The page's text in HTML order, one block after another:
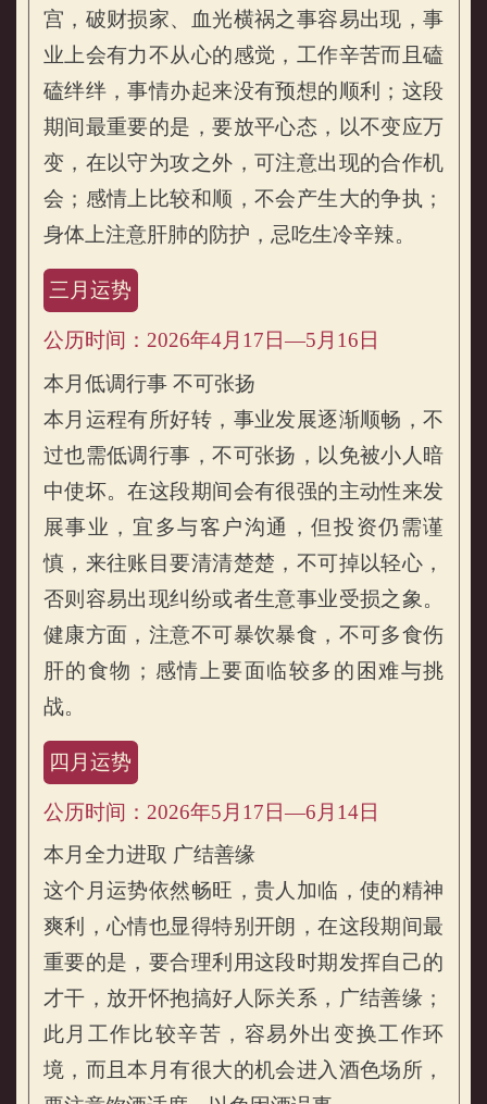
宫，破财损家、血光横祸之事容易出现，事
业上会有力不从心的感觉，工作辛苦而且磕
磕绊绊，事情办起来没有预想的顺利；这段
期间最重要的是，要放平心态，以不变应万
变，在以守为攻之外，可注意出现的合作机
会；感情上比较和顺，不会产生大的争执；
身体上注意肝肺的防护，忌吃生冷辛辣。
三月运势
公历时间：2026年4月17日—5月16日
本月低调行事 不可张扬
本月运程有所好转，事业发展逐渐顺畅，不
过也需低调行事，不可张扬，以免被小人暗
中使坏。在这段期间会有很强的主动性来发
展事业，宜多与客户沟通，但投资仍需谨
慎，来往账目要清清楚楚，不可掉以轻心，
否则容易出现纠纷或者生意事业受损之象。
健康方面，注意不可暴饮暴食，不可多食伤
肝的食物；感情上要面临较多的困难与挑
战。
四月运势
公历时间：2026年5月17日—6月14日
本月全力进取 广结善缘
这个月运势依然畅旺，贵人加临，使的精神
爽利，心情也显得特别开朗，在这段期间最
重要的是，要合理利用这段时期发挥自己的
才干，放开怀抱搞好人际关系，广结善缘；
此月工作比较辛苦，容易外出变换工作环
境，而且本月有很大的机会进入酒色场所，